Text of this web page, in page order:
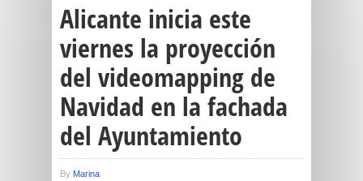
Alicante inicia este
viernes la proyección
del videomapping de
Navidad en la fachada
del Ayuntamiento
By Marina